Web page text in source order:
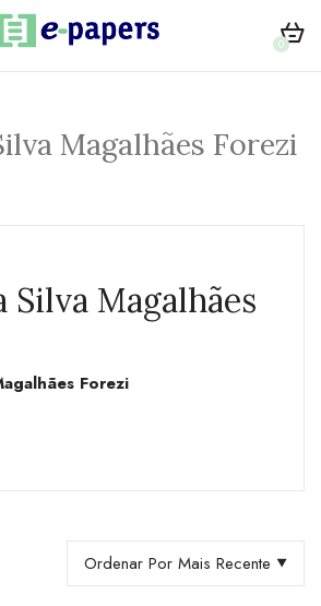
0
Magalhães Forezi
Silva Magalhães
Forezi
Ordenar Por Mais Recente